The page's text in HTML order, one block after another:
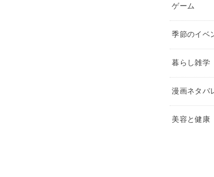
ゲーム
季節のイベ
暮らし雑学
漫画ネタバ
美容と健康